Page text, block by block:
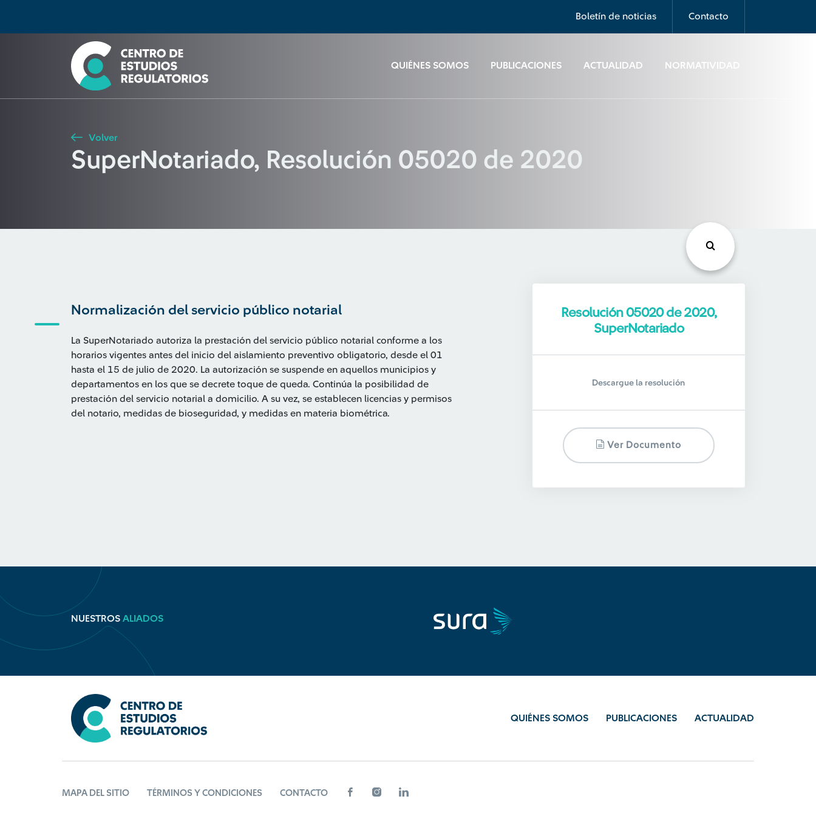
Boletín de noticias Contacto
QUIÉNES SOMOS PUBLICACIONES ACTUALIDAD NORMATIVIDAD
Seleccione país
Buscar
Volver
SuperNotariado, Resolución 05020 de 2020
Normalización del servicio público notarial
La SuperNotariado autoriza la prestación del servicio público notarial conforme a los
horarios vigentes antes del inicio del aislamiento preventivo obligatorio, desde el 01
hasta el 15 de julio de 2020. La autorización se suspende en aquellos municipios y
departamentos en los que se decrete toque de queda. Continúa la posibilidad de
prestación del servicio notarial a domicilio. A su vez, se establecen licencias y permisos
del notario, medidas de bioseguridad, y medidas en materia biométrica.
Resolución 05020 de 2020,
SuperNotariado
Descargue la resolución
Ver Documento
NUESTROS ALIADOS
QUIÉNES SOMOS PUBLICACIONES ACTUALIDAD
MAPA DEL SITIO TÉRMINOS Y CONDICIONES CONTACTO